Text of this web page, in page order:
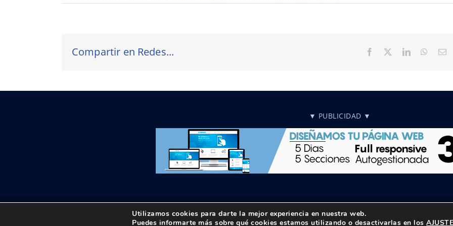
Compartir en Redes... Facebook LinkedIn
▼ PUBLICIDAD ▼
2026 UPTA | Todos los derechos reservados |Política de privacidad|Aviso Legal
Utilizamos cookies para darte la mejor experiencia en nuestra web.
Puedes informarte más sobre qué cookies estamos utilizando o desactivarlas en los